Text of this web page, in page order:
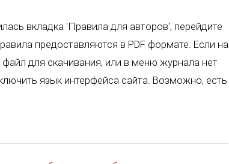
вкладка 'Правила для авторов', перейдите
предоставляются в PDF формате. Если на
файл для скачивания, или в меню журнала нет
язык интерфейса сайта. Возможно, есть